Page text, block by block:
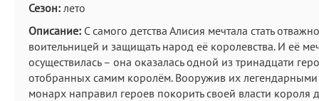
Сезон: лето
Описание: С самого детства Алисия мечтала стать
воительницей и защищать народ её королевства. И её
осуществилась – она оказалась одной из тринадцати
отобранных самим королём. Вооружив их
монарх направил героев покорить своей власти короля